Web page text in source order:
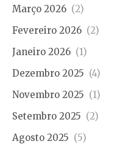
Março 2026 (2)
Fevereiro 2026 (2)
Janeiro 2026 (1)
Dezembro 2025 (4)
Novembro 2025 (1)
Setembro 2025 (2)
Agosto 2025 (5)